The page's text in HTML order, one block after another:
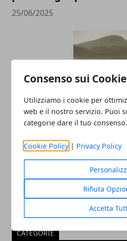
Consenso sui Cookie
Utilizziamo i cookie per
web e il nostro servizio. Puoi
categorie dare il tuo consenso.
Cookie Policy | Privacy Policy
Rifiuta
Accetta
25/06/2025
Innovare la tradizione,
primi sigari Fumé
05/03/2024
CATEGORIE